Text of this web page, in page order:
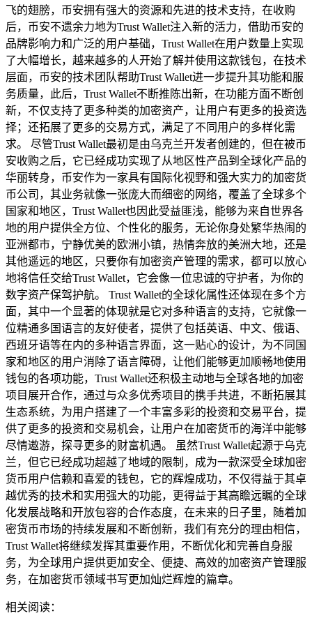
飞的翅膀，币安拥有强大的资源和先进的技术支持，在收购
后，币安不遗余力地为Trust Wallet注入新的活力，借助币安的
品牌影响力和广泛的用户基础，Trust Wallet在用户数量上实现
了大幅增长，越来越多的人开始了解并使用这款钱包，在技术
层面，币安的技术团队帮助Trust Wallet进一步提升其功能和服
务质量，此后，Trust Wallet不断推陈出新，在功能方面不断创
新，不仅支持了更多种类的加密资产，让用户有更多的投资选
择；还拓展了更多的交易方式，满足了不同用户的多样化需
求。 尽管Trust Wallet最初是由乌克兰开发者创建的，但在被币
安收购之后，它已经成功实现了从地区性产品到全球化产品的
华丽转身，币安作为一家具有国际化视野和强大实力的加密货
币公司，其业务就像一张庞大而细密的网络，覆盖了全球多个
国家和地区，Trust Wallet也因此受益匪浅，能够为来自世界各
地的用户提供全方位、个性化的服务，无论你身处繁华热闹的
亚洲都市，宁静优美的欧洲小镇，热情奔放的美洲大地，还是
其他遥远的地区，只要你有加密资产管理的需求，都可以放心
地将信任交给Trust Wallet，它会像一位忠诚的守护者，为你的
数字资产保驾护航。 Trust Wallet的全球化属性还体现在多个方
面，其中一个显著的体现就是它对多种语言的支持，它就像一
位精通多国语言的友好使者，提供了包括英语、中文、俄语、
西班牙语等在内的多种语言界面，这一贴心的设计，为不同国
家和地区的用户消除了语言障碍，让他们能够更加顺畅地使用
钱包的各项功能，Trust Wallet还积极主动地与全球各地的加密
项目展开合作，通过与众多优秀项目的携手共进，不断拓展其
生态系统，为用户搭建了一个丰富多彩的投资和交易平台，提
供了更多的投资和交易机会，让用户在加密货币的海洋中能够
尽情遨游，探寻更多的财富机遇。 虽然Trust Wallet起源于乌克
兰，但它已经成功超越了地域的限制，成为一款深受全球加密
货币用户信赖和喜爱的钱包，它的辉煌成功，不仅得益于其卓
越优秀的技术和实用强大的功能，更得益于其高瞻远瞩的全球
化发展战略和开放包容的合作态度，在未来的日子里，随着加
密货币市场的持续发展和不断创新，我们有充分的理由相信，
Trust Wallet将继续发挥其重要作用，不断优化和完善自身服
务，为全球用户提供更加安全、便捷、高效的加密资产管理服
务，在加密货币领域书写更加灿烂辉煌的篇章。
相关阅读：